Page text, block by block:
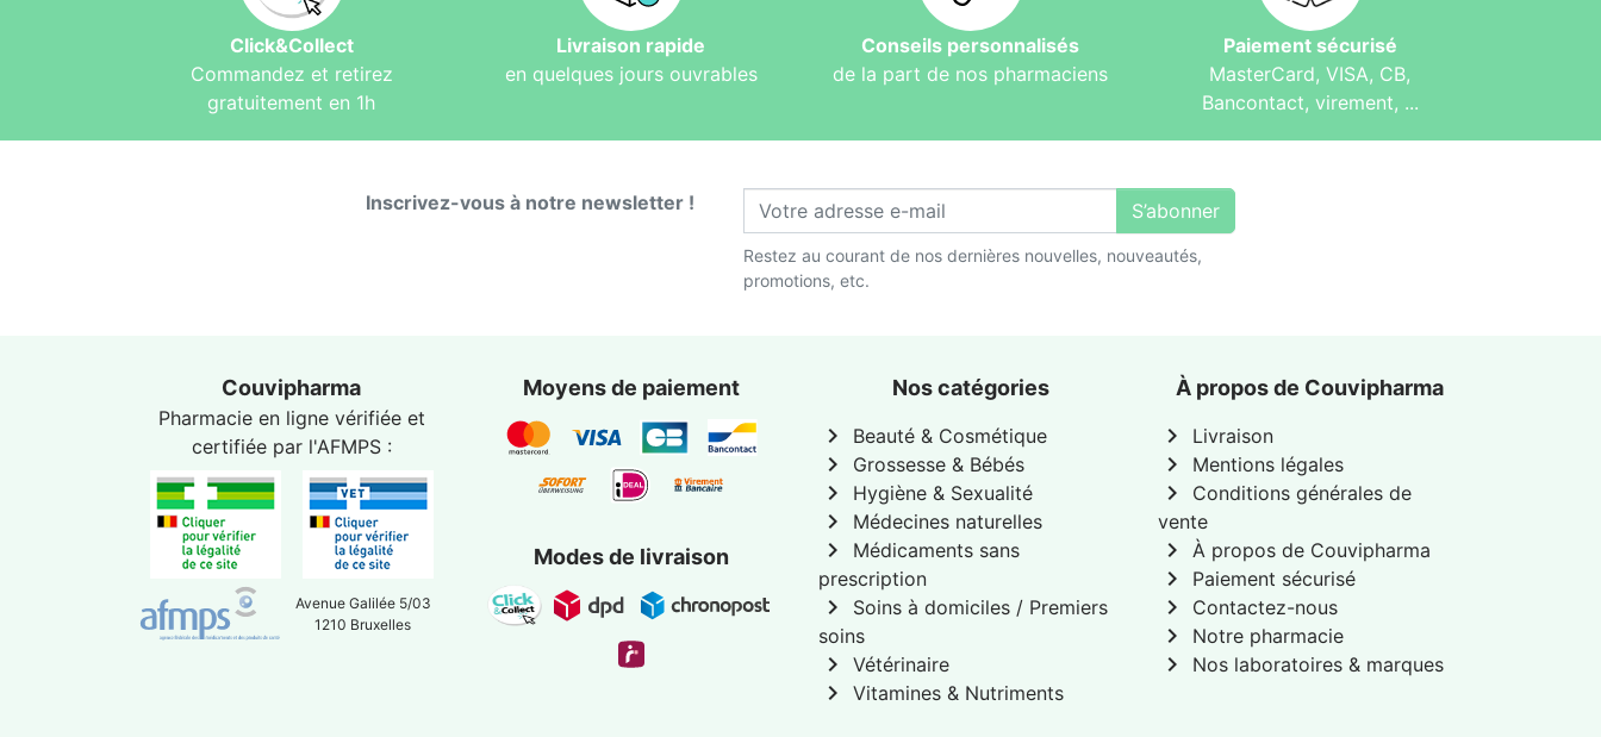
Click&Collect
Commandez et retirez
gratuitement en 1h
Livraison rapide
en quelques jours ouvrables
Conseils personnalisés
de la part de nos pharmaciens
Paiement sécurisé
MasterCard, VISA, CB,
Bancontact, virement, ...
Inscrivez-vous à notre newsletter ! S’abonner
Restez au courant de nos dernières nouvelles, nouveautés,
promotions, etc.
Couvipharma
Pharmacie en ligne vérifiée et
certifiée par l'AFMPS:
Avenue Galilée 5/03
1210 Bruxelles
Moyens de paiement
Modes de livraison
Nos catégories
chevron_right Beauté & Cosmétique
chevron_right Grossesse & Bébés
chevron_right Hygiène & Sexualité
chevron_right Médecines naturelles
chevron_right
Médicaments sans
prescription
chevron_right
Soins à domiciles / Premiers
soins
chevron_right Vétérinaire
chevron_right Vitamines & Nutriments
À propos de Couvipharma
chevron_right Livraison
chevron_right Mentions légales
chevron_right
Conditions générales de
vente
chevron_right À propos de Couvipharma
chevron_right Paiement sécurisé
chevron_right Contactez-nous
chevron_right Notre pharmacie
chevron_right Nos laboratoires & marques